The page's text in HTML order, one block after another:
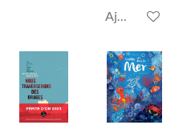
Ajouter au panier